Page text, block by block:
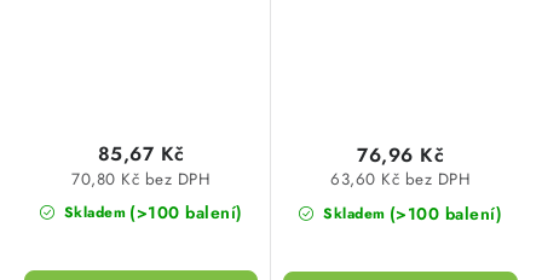
Skladem (>100 balení)
70,80 Kč bez DPH
85,67 Kč
Skladem (>100 balení)
63,60 Kč bez DPH
76,96 Kč